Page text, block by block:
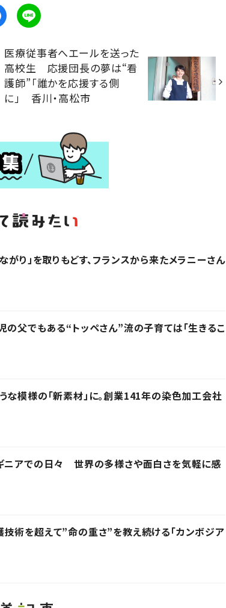
医療従事者へエールを送った
高校生 応援団長の夢は“看
護師”「誰かを応援する側
に」 香川・高松市
がり」を取りもどす、フランスから来たメラニーさん
父でもある“トッペさん”流の子育ては「生きるこ
な模様の「新素材」に。創業141年の染色加工会社
ニアでの日々 世界の多様さや面白さを気軽に感
術を超えて”命の重さ”を教え続ける「カンボジア